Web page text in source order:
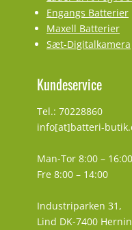
Engangs Batterier
Maxell Batterier
Sæt-Digitalkamera
Kundeservice
Tel.: 70228860
info[at]batteri-
Man-Tor 8:00 –
Fre 8:00 – 14:00
Industriparken 31,
Lind DK-7400